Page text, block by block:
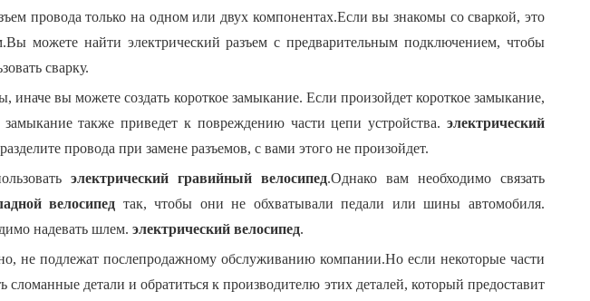
провода только на одном или двух компонентах.Если вы знакомы со сваркой, это
можете найти электрический разъем с предварительным подключением, чтобы
сварку.
иначе вы можете создать короткое замыкание. Если произойдет короткое замыкание,
также приведет к повреждению части цепи устройства. электрический
провода при замене разъемов, с вами этого не произойдет.
электрический гравийный велосипед.Однако вам необходимо связать
велосипед так, чтобы они не обхватывали педали или шины автомобиля.
надевать шлем. электрический велосипед.
не подлежат послепродажному обслуживанию компании.Но если некоторые части
детали и обратиться к производителю этих деталей, который предоставит